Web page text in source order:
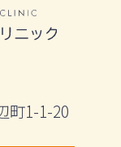
町1-1-20